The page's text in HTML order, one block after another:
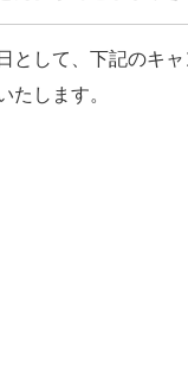
して、下記のキャ
します。